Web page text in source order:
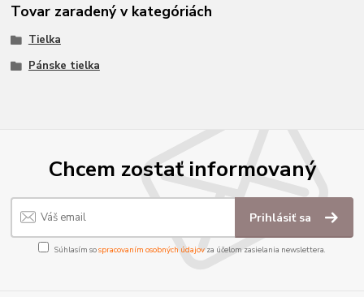
Tovar zaradený v kategóriách
Tielka
Pánske tielka
Chcem zostať informovaný
Prihlásiť sa
Súhlasím sospracovaním osobných údajov za účelom zasielania newslettera.